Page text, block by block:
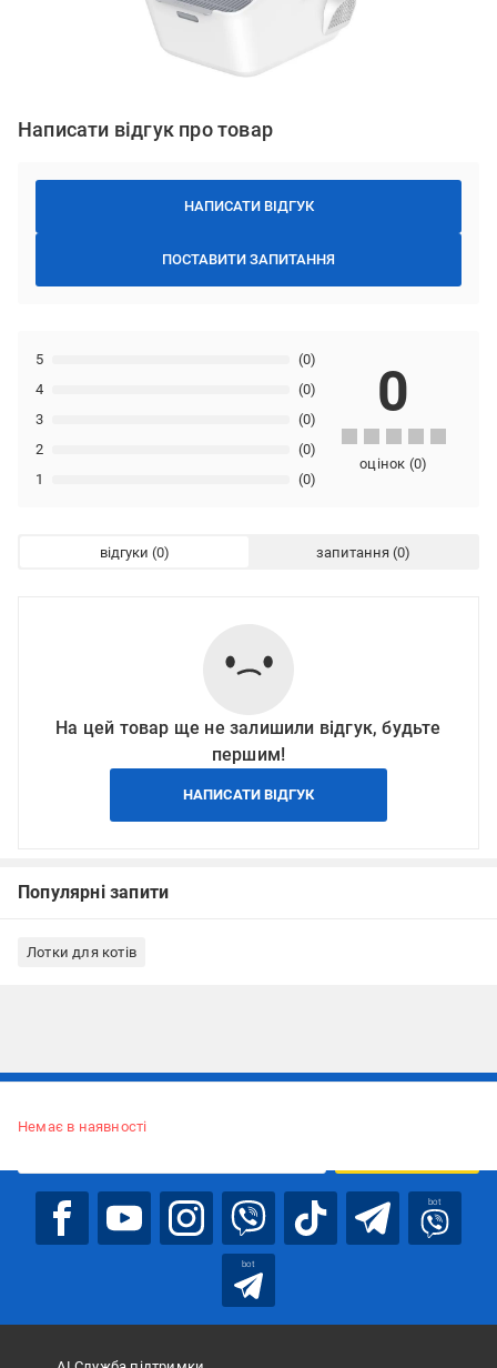
Написати відгук про товар
НАПИСАТИ ВІДГУК
ПОСТАВИТИ ЗАПИТАННЯ
1 (0)
2 (0)
3 (0)
4 (0)
5 (0)
0
оцінок (0)
відгуки запитання
На цей товар ще не залишили відгук, будьте
першим!
НАПИСАТИ ВІДГУК
Популярні запити
Лотки для котів
Немає в наявності
bot
bot